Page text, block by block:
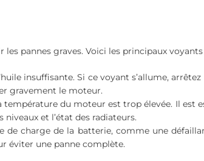
pannes graves. Voici les principaux voyants
insuffisante. Si ce voyant s’allume,
gravement le moteur.
température du moteur est trop élevée. Il est
et l’état des radiateurs.
charge de la batterie, comme une
éviter une panne complète.